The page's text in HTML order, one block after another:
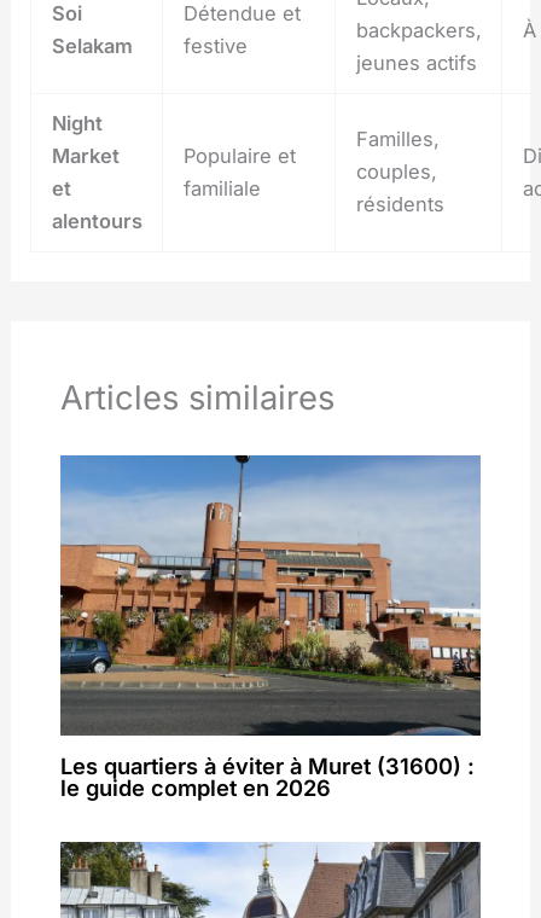
Soi
Selakam
Détendue et
festive
backpackers,
jeunes actifs
Night
Market
et
alentours
Populaire et
familiale
Familles,
couples,
résidents
Articles similaires
Les quartiers à éviter à Muret (31600) :
le guide complet en 2026